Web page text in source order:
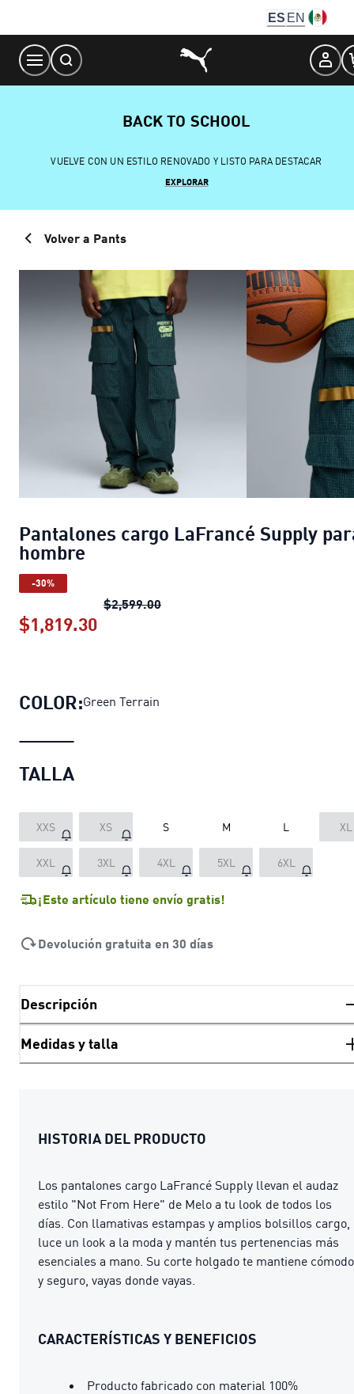
Content
ES EN
BACK TO SCHOOL
VUELVE CON UN ESTILO RENOVADO Y LISTO PARA DESTACAR
EXPLORAR
Volver a Pants
Pantalones cargo LaFrancé Supply
hombre
-30%
$2,599.00Pantalones cargo LaFrancé
$1,819.30
COLOR:Green Terrain
TALLA
XXS XS S M L XL
XXL 3XL 4XL 5XL 6XL
¡Este artículo tiene envío gratis!
Devolución gratuita en 30 días
Descripción
Medidas y talla
HISTORIA DEL PRODUCTO
Los pantalones cargo LaFrancé Supply llevan el audaz
estilo "Not From Here" de Melo a tu look de todos los
días. Con llamativas estampas y amplios bolsillos cargo,
luce un look a la moda y mantén tus pertenencias más
esenciales a mano. Su corte holgado te mantiene cómodo
y seguro, vayas donde vayas.
CARACTERÍSTICAS Y BENEFICIOS
Producto fabricado con material 100%